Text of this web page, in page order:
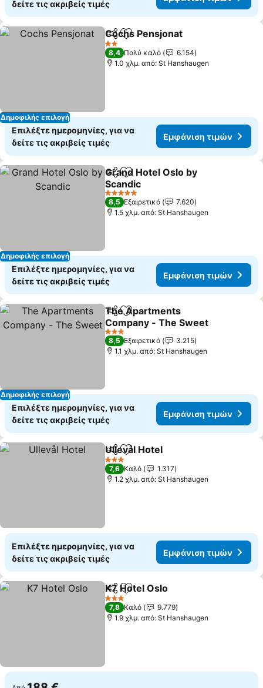
δείτε τις ακριβείς τιμές
Δημοφιλής επιλογή
Κοινοποίηση
Προσθήκη στα αγαπημένα
Cochs Pensjonat
2 Αστέρια
8,4 Πολύ καλό
6.154
1.0 χλμ. από: St Hanshaugen
Επιλέξτε ημερομηνίες, για να
δείτε τις ακριβείς τιμές
Εμφάνιση τιμών
Δημοφιλής επιλογή
Κοινοποίηση
Προσθήκη στα αγαπημένα
Grand Hotel Oslo by
Scandic
5 Αστέρια
8,5 Εξαιρετικό
7.620
1.5 χλμ. από: St Hanshaugen
Επιλέξτε ημερομηνίες, για να
δείτε τις ακριβείς τιμές
Εμφάνιση τιμών
Δημοφιλής επιλογή
Κοινοποίηση
Προσθήκη στα αγαπημένα
The Apartments
Company - The Sweet
3 Αστέρια
8,5 Εξαιρετικό
3.215
1.1 χλμ. από: St Hanshaugen
Επιλέξτε ημερομηνίες, για να
δείτε τις ακριβείς τιμές
Εμφάνιση τιμών
Κοινοποίηση
Προσθήκη στα αγαπημένα
Ullevål Hotel
3 Αστέρια
7,6 Καλό
1.317
1.2 χλμ. από: St Hanshaugen
Επιλέξτε ημερομηνίες, για να
δείτε τις ακριβείς τιμές
Εμφάνιση τιμών
Κοινοποίηση
Προσθήκη στα αγαπημένα
K7 Hotel Oslo
3 Αστέρια
7,8 Καλό
9.779
1.9 χλμ. από: St Hanshaugen